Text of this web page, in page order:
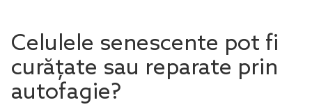
Celulele senescente pot fi
curățate sau reparate prin
autofagie?